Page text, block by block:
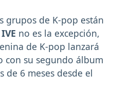
grupos de K-pop están
IVE no es la excepción,
de K-pop lanzará
con su segundo álbum
de 6 meses desde el